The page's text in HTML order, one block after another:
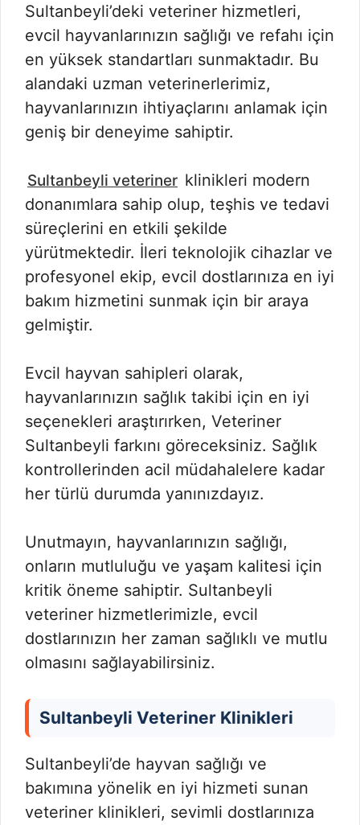
Sultanbeyli’deki veteriner hizmetleri,
evcil hayvanlarınızın sağlığı ve refahı için
en yüksek standartları sunmaktadır. Bu
alandaki uzman veterinerlerimiz,
hayvanlarınızın ihtiyaçlarını anlamak için
geniş bir deneyime sahiptir.
Sultanbeyli veteriner klinikleri modern
donanımlara sahip olup, teşhis ve tedavi
süreçlerini en etkili şekilde
yürütmektedir. İleri teknolojik cihazlar ve
profesyonel ekip, evcil dostlarınıza en iyi
bakım hizmetini sunmak için bir araya
gelmiştir.
Evcil hayvan sahipleri olarak,
hayvanlarınızın sağlık takibi için en iyi
seçenekleri araştırırken, Veteriner
Sultanbeyli farkını göreceksiniz. Sağlık
kontrollerinden acil müdahalelere kadar
her türlü durumda yanınızdayız.
Unutmayın, hayvanlarınızın sağlığı,
onların mutluluğu ve yaşam kalitesi için
kritik öneme sahiptir. Sultanbeyli
veteriner hizmetlerimizle, evcil
dostlarınızın her zaman sağlıklı ve mutlu
olmasını sağlayabilirsiniz.
Sultanbeyli Veteriner Klinikleri
Sultanbeyli’de hayvan sağlığı ve
bakımına yönelik en iyi hizmeti sunan
veteriner klinikleri, sevimli dostlarınıza